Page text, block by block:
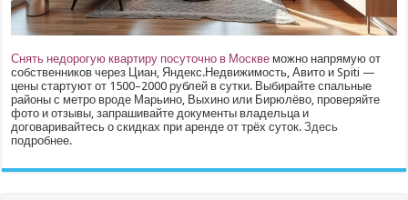
Снять недорогую квартиру посуточно в Москве можно напрямую от
собственников через Циан, Яндекс.Недвижимость, Авито и Spiti —
цены стартуют от 1500–2000 рублей в сутки. Выбирайте спальные
районы с метро вроде Марьино, Выхино или Бирюлёво, проверяйте
фото и отзывы, запрашивайте документы владельца и
договаривайтесь о скидках при аренде от трёх суток.Здесь
подробнее.